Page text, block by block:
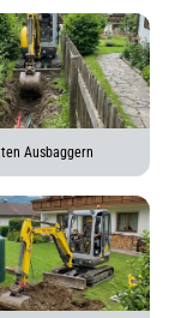
Ausbaggern